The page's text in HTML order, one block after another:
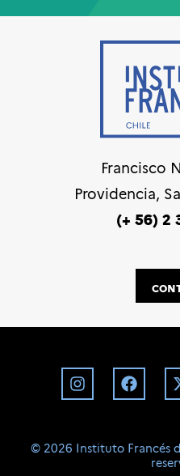
Francisco
Providencia,
(+ 56) 2
©️ 2026 Instituto Francés